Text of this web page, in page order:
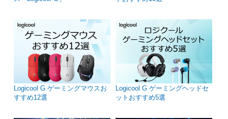
Logicool G ゲーミングマウスお
すすめ12選
Logicool G ゲーミングヘッドセ
ットおすすめ5選